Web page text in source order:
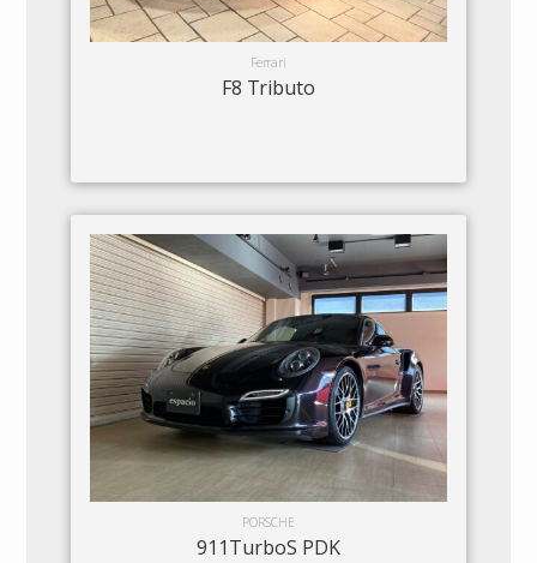
Ferrari
F8 Tributo
PORSCHE
911TurboS PDK